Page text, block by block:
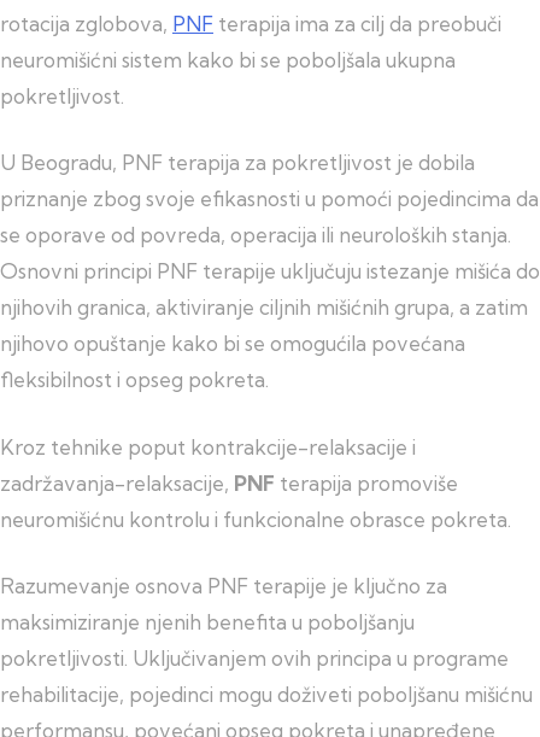
rotacija zglobova, PNF terapija ima za cilj da preobuči
neuromišićni sistem kako bi se poboljšala ukupna
pokretljivost.
U Beogradu, PNF terapija za pokretljivost je dobila
priznanje zbog svoje efikasnosti u pomoći pojedincima da
se oporave od povreda, operacija ili neuroloških stanja.
Osnovni principi PNF terapije uključuju istezanje mišića do
njihovih granica, aktiviranje ciljnih mišićnih grupa, a zatim
njihovo opuštanje kako bi se omogućila povećana
fleksibilnost i opseg pokreta.
Kroz tehnike poput kontrakcije-relaksacije i
zadržavanja-relaksacije, PNF terapija promoviše
neuromišićnu kontrolu i funkcionalne obrasce pokreta.
Razumevanje osnova PNF terapije je ključno za
maksimiziranje njenih benefita u poboljšanju
pokretljivosti. Uključivanjem ovih principa u programe
rehabilitacije, pojedinci mogu doživeti poboljšanu mišićnu
performansu, povećani opseg pokreta i unapređene